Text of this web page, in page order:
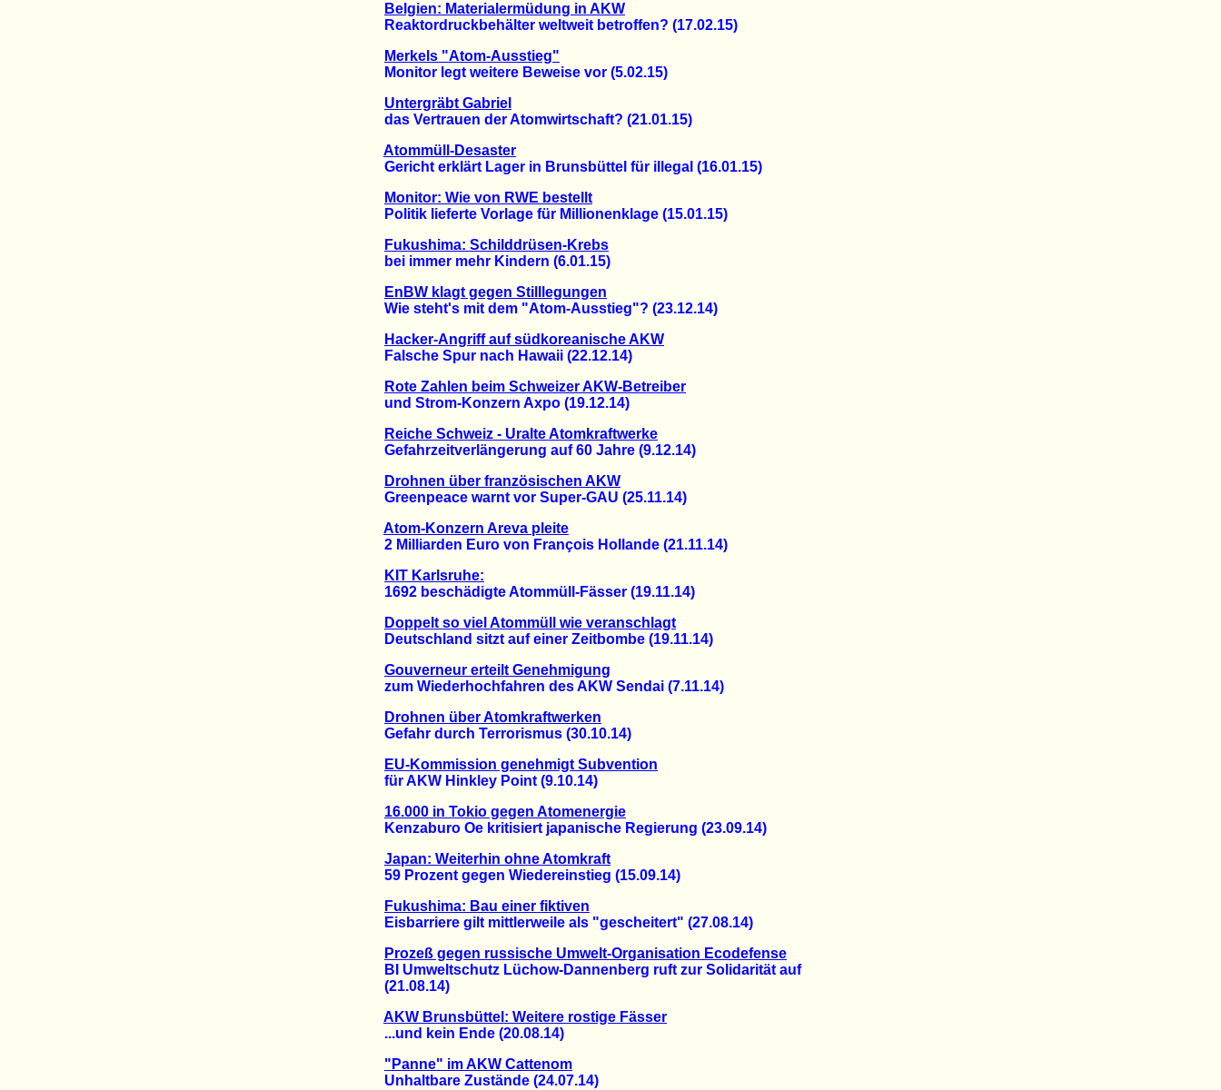
Belgien: Materialermüdung in AKW
Reaktordruckbehälter weltweit betroffen? (17.02.15)
Merkels "Atom-Ausstieg"
Monitor legt weitere Beweise vor (5.02.15)
Untergräbt Gabriel
das Vertrauen der Atomwirtschaft? (21.01.15)
Atommüll-Desaster
Gericht erklärt Lager in Brunsbüttel für illegal (16.01.15)
Monitor: Wie von RWE bestellt
Politik lieferte Vorlage für Millionenklage (15.01.15)
Fukushima: Schilddrüsen-Krebs
bei immer mehr Kindern (6.01.15)
EnBW klagt gegen Stilllegungen
Wie steht's mit dem "Atom-Ausstieg"? (23.12.14)
Hacker-Angriff auf südkoreanische AKW
Falsche Spur nach Hawaii (22.12.14)
Rote Zahlen beim Schweizer AKW-Betreiber
und Strom-Konzern Axpo (19.12.14)
Reiche Schweiz - Uralte Atomkraftwerke
Gefahrzeitverlängerung auf 60 Jahre (9.12.14)
Drohnen über französischen AKW
Greenpeace warnt vor Super-GAU (25.11.14)
Atom-Konzern Areva pleite
2 Milliarden Euro von François Hollande (21.11.14)
KIT Karlsruhe:
1692 beschädigte Atommüll-Fässer (19.11.14)
Doppelt so viel Atommüll wie veranschlagt
Deutschland sitzt auf einer Zeitbombe (19.11.14)
Gouverneur erteilt Genehmigung
zum Wiederhochfahren des AKW Sendai (7.11.14)
Drohnen über Atomkraftwerken
Gefahr durch Terrorismus (30.10.14)
EU-Kommission genehmigt Subvention
für AKW Hinkley Point (9.10.14)
16.000 in Tokio gegen Atomenergie
Kenzaburo Oe kritisiert japanische Regierung (23.09.14)
Japan: Weiterhin ohne Atomkraft
59 Prozent gegen Wiedereinstieg (15.09.14)
Fukushima: Bau einer fiktiven
Eisbarriere gilt mittlerweile als "gescheitert" (27.08.14)
Prozeß gegen russische Umwelt-Organisation Ecodefense
BI Umweltschutz Lüchow-Dannenberg ruft zur Solidarität auf
(21.08.14)
AKW Brunsbüttel: Weitere rostige Fässer
...und kein Ende (20.08.14)
"Panne" im AKW Cattenom
Unhaltbare Zustände (24.07.14)